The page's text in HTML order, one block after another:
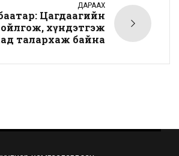
ДАРААХ
Цагдаагийн
хүндэтгэж
талархаж байна